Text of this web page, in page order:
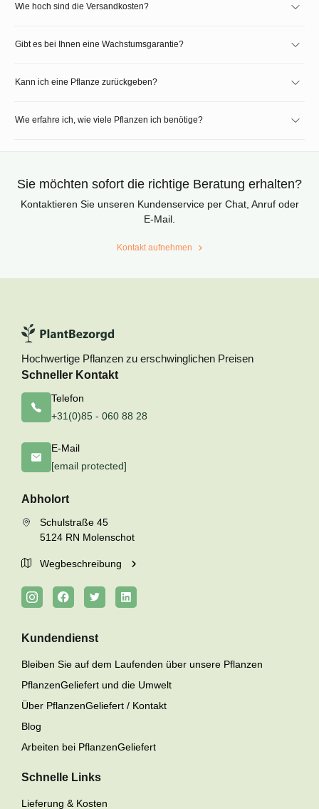
Wie hoch sind die Versandkosten?
Gibt es bei Ihnen eine Wachstumsgarantie?
Kann ich eine Pflanze zurückgeben?
Wie erfahre ich, wie viele Pflanzen ich benötige?
Sie möchten sofort die richtige Beratung erhalten?
Kontaktieren Sie unseren Kundenservice per Chat, Anruf oder
E-Mail.
Kontakt aufnehmen
Hochwertige Pflanzen zu erschwinglichen Preisen
Schneller Kontakt
Telefon
+31(0)85 - 060 88 28
E-Mail
[email protected]
Abholort
Schulstraße 45
5124 RN Molenschot
Wegbeschreibung
Kundendienst
Bleiben Sie auf dem Laufenden über unsere Pflanzen
PflanzenGeliefert und die Umwelt
Über PflanzenGeliefert / Kontakt
Blog
Arbeiten bei PflanzenGeliefert
Schnelle Links
Lieferung & Kosten